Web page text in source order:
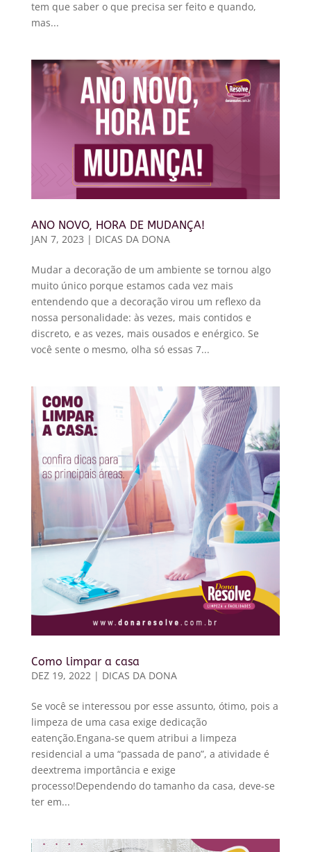
tem que saber o que precisa ser feito e quando,
mas...
ANO NOVO, HORA DE MUDANÇA!
JAN 7, 2023 | DICAS DA DONA
Mudar a decoração de um ambiente se tornou algo
muito único porque estamos cada vez mais
entendendo que a decoração virou um reflexo da
nossa personalidade: às vezes, mais contidos e
discreto, e as vezes, mais ousados e enérgico. Se
você sente o mesmo, olha só essas 7...
Como limpar a casa
DEZ 19, 2022 | DICAS DA DONA
Se você se interessou por esse assunto, ótimo, pois a
limpeza de uma casa exige dedicação
eatenção.Engana-se quem atribui a limpeza
residencial a uma “passada de pano”, a atividade é
deextrema importância e exige
processo!Dependendo do tamanho da casa, deve-se
ter em...